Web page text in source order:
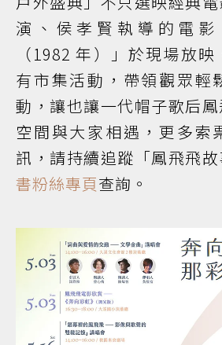
演、侯孝賢執導的電
（1982 年）」於現場放
有市集活動，帶領觀眾輕
動，讓也讓一代帽子歌后
空間與大家相遇，更多索
訊，請持續追蹤「鳳飛飛
書粉絲專頁查詢。